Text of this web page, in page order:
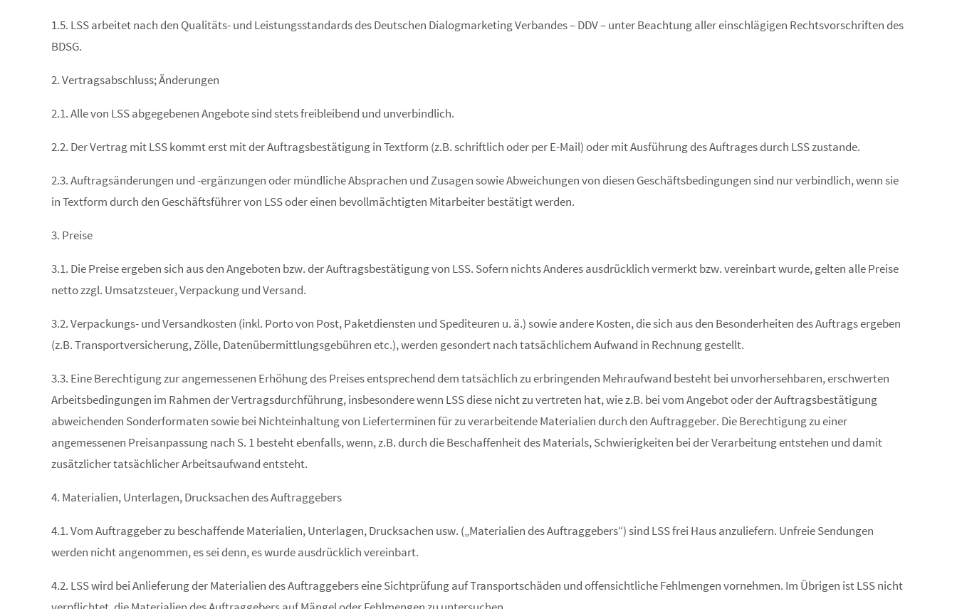
1.5. LSS arbeitet nach den Qualitäts- und Leistungsstandards des Deutschen Dialogmarketing Verbandes – DDV – unter Beachtung aller einschlägigen Rechtsvorschriften des
BDSG.
2. Vertragsabschluss; Änderungen
2.1. Alle von LSS abgegebenen Angebote sind stets freibleibend und unverbindlich.
2.2. Der Vertrag mit LSS kommt erst mit der Auftragsbestätigung in Textform (z.B. schriftlich oder per E-Mail) oder mit Ausführung des Auftrages durch LSS zustande.
2.3. Auftragsänderungen und -ergänzungen oder mündliche Absprachen und Zusagen sowie Abweichungen von diesen Geschäftsbedingungen sind nur verbindlich, wenn sie
in Textform durch den Geschäftsführer von LSS oder einen bevollmächtigten Mitarbeiter bestätigt werden.
3. Preise
3.1. Die Preise ergeben sich aus den Angeboten bzw. der Auftragsbestätigung von LSS. Sofern nichts Anderes ausdrücklich vermerkt bzw. vereinbart wurde, gelten alle Preise
netto zzgl. Umsatzsteuer, Verpackung und Versand.
3.2. Verpackungs- und Versandkosten (inkl. Porto von Post, Paketdiensten und Spediteuren u. ä.) sowie andere Kosten, die sich aus den Besonderheiten des Auftrags ergeben
(z.B. Transportversicherung, Zölle, Datenübermittlungsgebühren etc.), werden gesondert nach tatsächlichem Aufwand in Rechnung gestellt.
3.3. Eine Berechtigung zur angemessenen Erhöhung des Preises entsprechend dem tatsächlich zu erbringenden Mehraufwand besteht bei unvorhersehbaren, erschwerten
Arbeitsbedingungen im Rahmen der Vertragsdurchführung, insbesondere wenn LSS diese nicht zu vertreten hat, wie z.B. bei vom Angebot oder der Auftragsbestätigung
abweichenden Sonderformaten sowie bei Nichteinhaltung von Lieferterminen für zu verarbeitende Materialien durch den Auftraggeber. Die Berechtigung zu einer
angemessenen Preisanpassung nach S. 1 besteht ebenfalls, wenn, z.B. durch die Beschaffenheit des Materials, Schwierigkeiten bei der Verarbeitung entstehen und damit
zusätzlicher tatsächlicher Arbeitsaufwand entsteht.
4. Materialien, Unterlagen, Drucksachen des Auftraggebers
4.1. Vom Auftraggeber zu beschaffende Materialien, Unterlagen, Drucksachen usw. („Materialien des Auftraggebers“) sind LSS frei Haus anzuliefern. Unfreie Sendungen
werden nicht angenommen, es sei denn, es wurde ausdrücklich vereinbart.
4.2. LSS wird bei Anlieferung der Materialien des Auftraggebers eine Sichtprüfung auf Transportschäden und offensichtliche Fehlmengen vornehmen. Im Übrigen ist LSS nicht